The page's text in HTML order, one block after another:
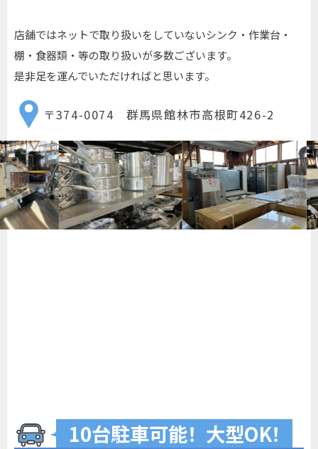
店舗ではネットで取り扱いをしていないシンク・作業台・
棚・食器類・等の取り扱いが多数ございます。
是非足を運んでいただければと思います。
〒374-0074 群馬県館林市高根町426-2
10台駐車可能！ 大型OK！